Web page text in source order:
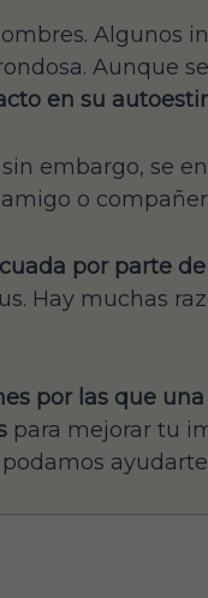
Algunos
Aunque
en su
sin embargo, se
o
por parte
Hay muchas
por las que
para mejorar tu